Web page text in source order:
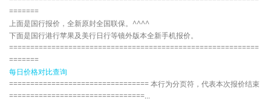
=======
上面是国行报价，全新原封全国联保。^^^^
下面是国行港行苹果及美行日行等镜外版本全新手机报价。
===========================================================
=======
每日价格对比查询
================================= 本行为分页符，代表本次报价结束
================================…